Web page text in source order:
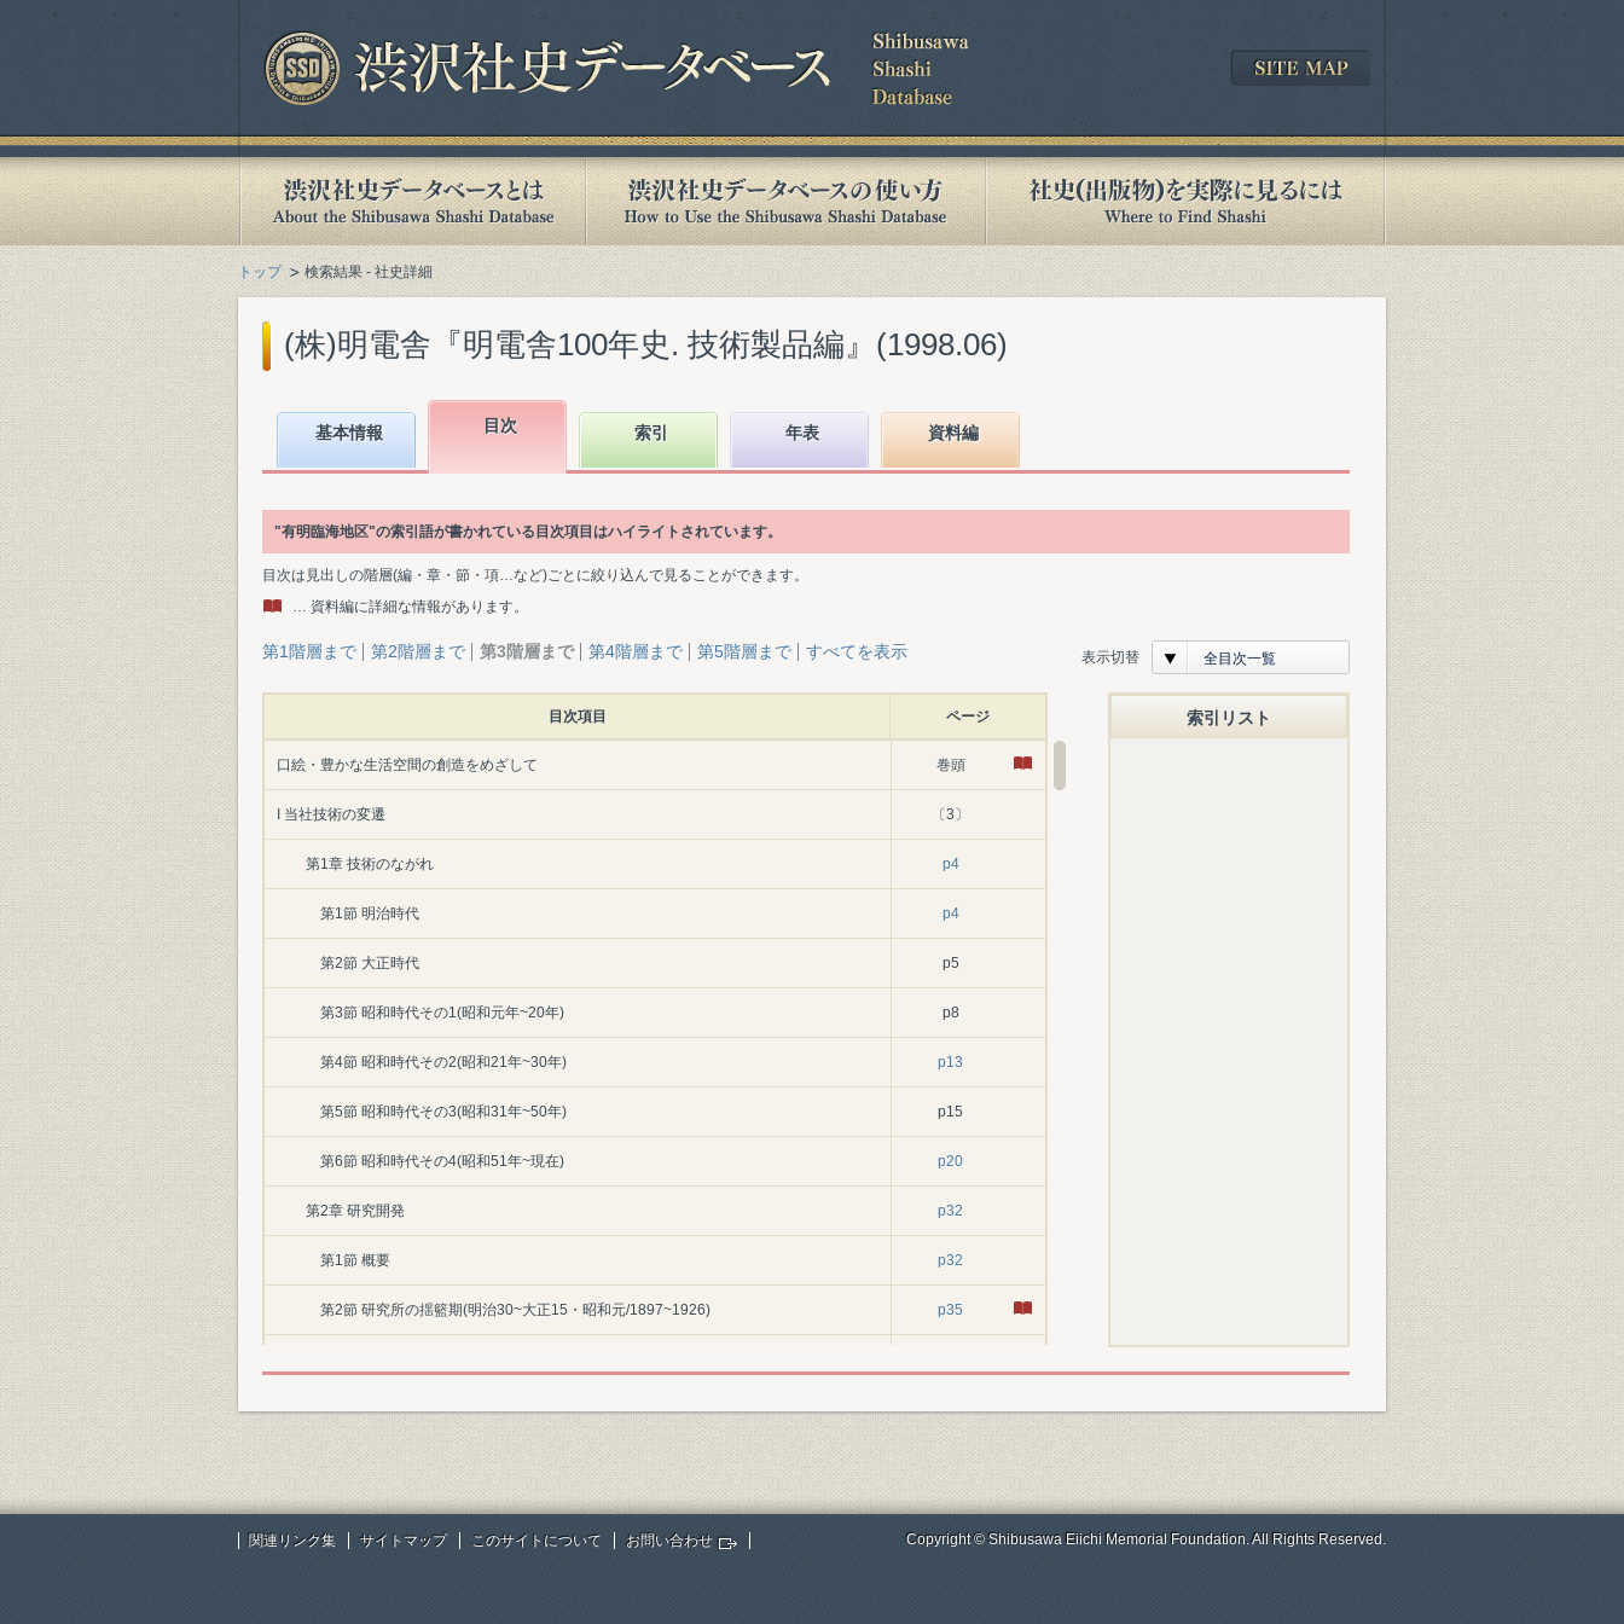
トップ 検索結果 - 社史詳細
(株)明電舎『明電舎100年史. 技術製品編』(1998.06)
基本情報 目次 索引 年表 資料編
"有明臨海地区"の索引語が書かれている目次項目はハイライトされています。
目次は見出しの階層(編・章・節・項…など)ごとに絞り込んで見ることができます。
… 資料編に詳細な情報があります。
第1階層まで 第2階層まで 第3階層まで 第4階層まで 第5階層まで すべてを表示 表示切替 全目次一覧
目次項目 ページ
口絵・豊かな生活空間の創造をめざして 巻頭
I 当社技術の変遷 〔3〕
第1章 技術のながれ p4
第1節 明治時代 p4
第2節 大正時代 p5
第3節 昭和時代その1(昭和元年~20年) p8
第4節 昭和時代その2(昭和21年~30年) p13
第5節 昭和時代その3(昭和31年~50年) p15
第6節 昭和時代その4(昭和51年~現在) p20
第2章 研究開発 p32
第1節 概要 p32
第2節 研究所の揺籃期(明治30~大正15・昭和元/1897~1926) p35
第4節 戦後の技術革新に対応した研究所の近代化(昭和20~45/1945~1970) p39
第5節 パワートロニクス・メカトロニクス・エレクトロニクス製品を生み出す研究所
へ(昭和45~現在/1970~現在)
p45
索引リスト
関連リンク集 サイトマップ このサイトについて お問い合わせ Copyright © Shibusawa Eiichi Memorial Foundation. All Rights Reserved.